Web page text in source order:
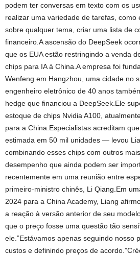
podem ter conversas em texto com os
realizar uma variedade de tarefas, como
sobre qualquer tema, criar uma lista de
financeiro.A ascensão do DeepSeek
que os EUA estão restringindo a venda
chips para IA à China.A empresa foi
Wenfeng em Hangzhou, uma cidade no
engenheiro eletrônico de 40 anos
hedge que financiou a DeepSeek.Ele
estoque de chips Nvidia A100,
para a China.Especialistas acreditam
estimada em 50 mil unidades — levou
combinando esses chips com outros
desempenho que ainda podem ser
recentemente em uma reunião entre
primeiro-ministro chinês, Li Qiang.Em
2024 para a China Academy, Liang
a reação à versão anterior de seu
que o preço fosse uma questão tão
ele.”Estávamos apenas seguindo nosso
custos e definindo preços de